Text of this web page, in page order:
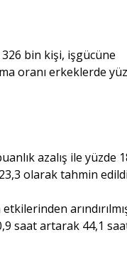
bin kişi, işgücüne
oranı erkeklerde
azalış ile yüzde
olarak tahmin
saat artarak 44,1